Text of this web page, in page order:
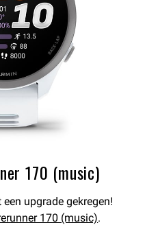
170 (music)
upgrade gekregen!
170 (music).